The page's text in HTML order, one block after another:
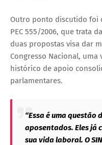
Outro ponto discutido foi
PEC 555/2006, que trata
duas propostas visa dar
Congresso Nacional, uma
histórico de apoio
parlamentares.
“Essa é uma questão
aposentados. Eles já
sua vida laboral. O